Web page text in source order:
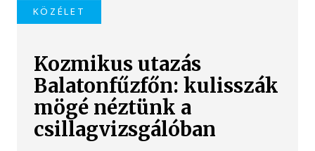
KÖZÉLET
Kozmikus utazás
Balatonfűzfőn: kulisszák
mögé néztünk a
csillagvizsgálóban